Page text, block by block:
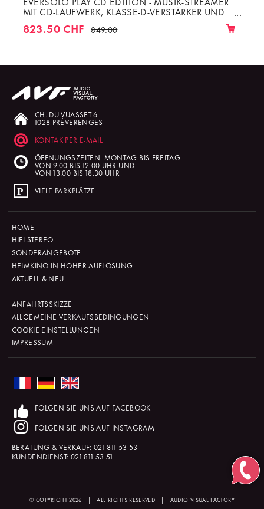
MIT CD-LAUFWERK, KLASSE-D-VERSTÄRKER UND
WIFI, LAN, BLUETOOTH
823.50 CHF 849.00
CH. DU VUASSET 6
1028 PRÉVERENGES
KONTAK PER E-MAIL
ÖFFNUNGSZEITEN: MONTAG BIS FREITAG
VON 9.00 BIS 12.00 UHR UND
VON 13.00 BIS 18.30 UHR
VIELE PARKPLÄTZE
HOME
HIFI STEREO
SONDERANGEBOTE
HEIMKINO IN HOHER AUFLÖSUNG
AKTUELL & NEU
ANFAHRTSSKIZZE
ALLGEMEINE VERKAUFSBEDINGUNGEN
COOKIE-EINSTELLUNGEN
IMPRESSUM
FOLGEN SIE UNS AUF FACEBOOK
FOLGEN SIE UNS AUF INSTAGRAM
BERATUNG & VERKAUF: 021 811 53 53
KUNDENDIENST: 021 811 53 51
© COPYRIGHT 2026 | ALL RIGHTS RESERVED | AUDIO VISUAL FACTORY